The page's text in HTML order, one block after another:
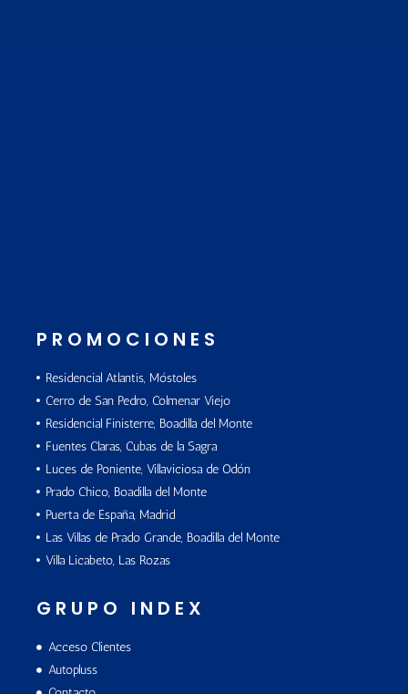
PROMOCIONES
Residencial Atlantis, Móstoles
Cerro de San Pedro, Colmenar Viejo
Residencial Finisterre, Boadilla del Monte
Fuentes Claras, Cubas de la Sagra
Luces de Poniente, Villaviciosa de Odón
Prado Chico, Boadilla del Monte
Puerta de España, Madrid
Las Villas de Prado Grande, Boadilla del Monte
Villa Licabeto, Las Rozas
GRUPO INDEX
Acceso Clientes
Autopluss